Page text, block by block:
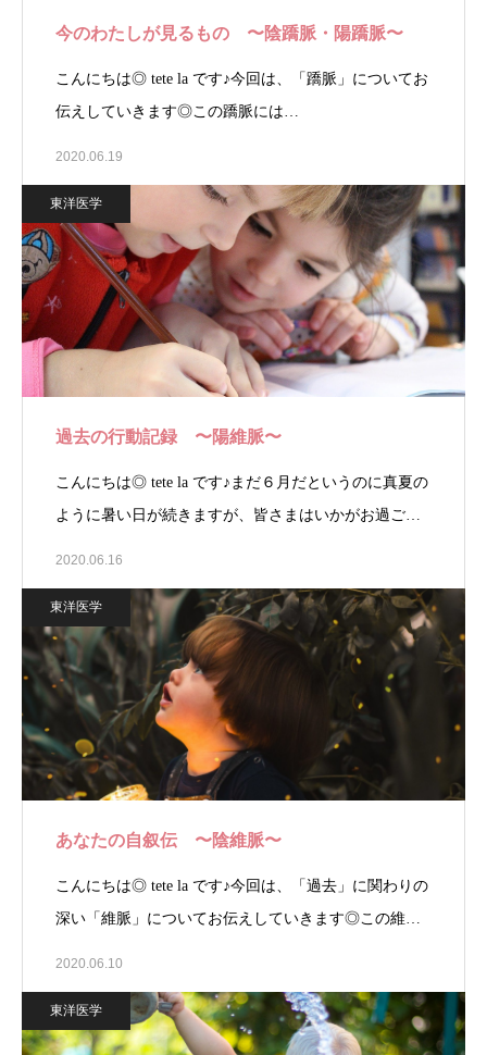
今のわたしが見るもの 〜陰蹻脈・陽蹻脈〜
こんにちは◎ tete la です♪今回は、「蹻脈」についてお
伝えしていきます◎この蹻脈には…
2020.06.19
東洋医学
過去の行動記録 〜陽維脈〜
こんにちは◎ tete la です♪まだ６月だというのに真夏の
ように暑い日が続きますが、皆さまはいかがお過ご…
2020.06.16
東洋医学
あなたの自叙伝 〜陰維脈〜
こんにちは◎ tete la です♪今回は、「過去」に関わりの
深い「維脈」についてお伝えしていきます◎この維…
2020.06.10
東洋医学